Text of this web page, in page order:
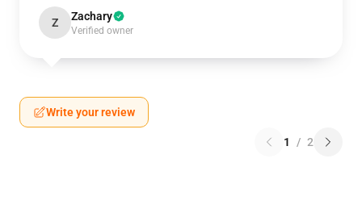
Z Zachary
Verified owner
Write your review
1 / 2